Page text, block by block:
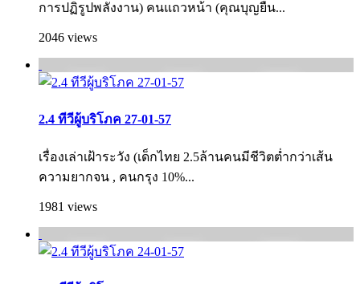
การปฏิรูปพลังงาน) คนแถวหน้า (คุณบุญยืน...
2046 views
2.4 ทีวีผู้บริโภค 27-01-57
เรื่องเล่าเฝ้าระวัง (เด็กไทย 2.5ล้านคนมีชีวิตต่ำกว่าเส้น
ความยากจน , คนกรุง 10%...
1981 views